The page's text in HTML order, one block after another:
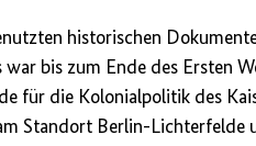
historischen
war bis zum Ende des Ersten
für die Kolonialpolitik des
Standort Berlin-Lichterfelde